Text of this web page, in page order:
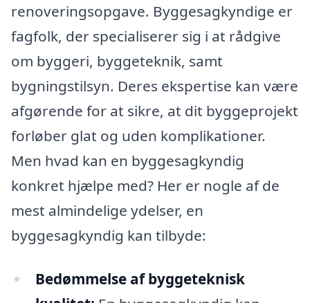
renoveringsopgave. Byggesagkyndige er
fagfolk, der specialiserer sig i at rådgive
om byggeri, byggeteknik, samt
bygningstilsyn. Deres ekspertise kan være
afgørende for at sikre, at dit byggeprojekt
forløber glat og uden komplikationer.
Men hvad kan en byggesagkyndig
konkret hjælpe med? Her er nogle af de
mest almindelige ydelser, en
byggesagkyndig kan tilbyde:
Bedømmelse af byggeteknisk